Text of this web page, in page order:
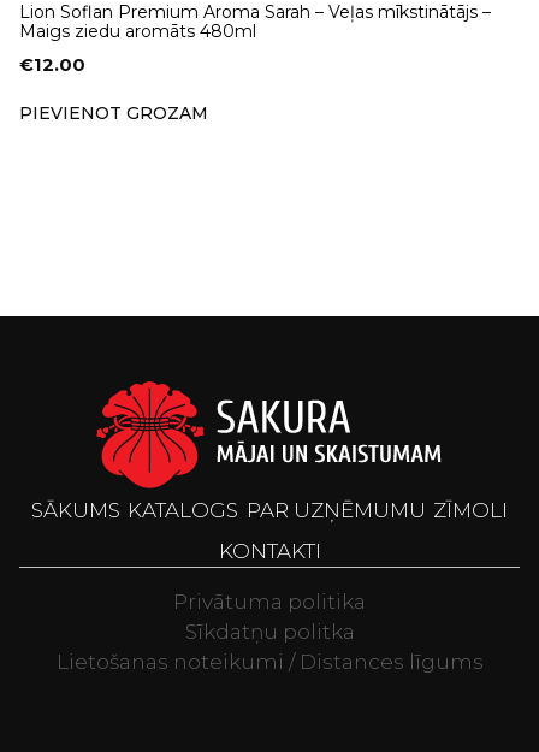
Lion Soflan Premium Aroma Sarah – Veļas mīkstinātājs –
Maigs ziedu aromāts 480ml
€12.00
PIEVIENOT GROZAM
SĀKUMS KATALOGS PAR UZŅĒMUMU ZĪMOLI
KONTAKTI
Privātuma politika
Sīkdatņu politka
Lietošanas noteikumi / Distances līgums